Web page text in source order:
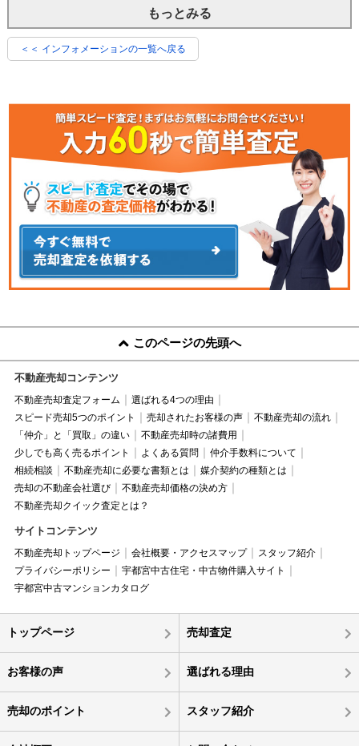
もっとみる
＜＜ インフォメーションの一覧へ戻る
このページの先頭へ
不動産売却コンテンツ
不動産売却査定フォーム
選ばれる4つの理由
スピード売却5つのポイント
売却されたお客様の声
不動産売却の流れ
「仲介」と「買取」の違い
不動産売却時の諸費用
少しでも高く売るポイント
よくある質問
仲介手数料について
相続相談
不動産売却に必要な書類とは
媒介契約の種類とは
売却の不動産会社選び
不動産売却価格の決め方
不動産売却クイック査定とは？
サイトコンテンツ
不動産売却トップページ 会社概要・アクセスマップ
スタッフ紹介
プライバシーポリシー
宇都宮中古住宅・中古物件購入サイト
宇都宮中古マンションカタログ
トップページ 売却査定
お客様の声 選ばれる理由
売却のポイント スタッフ紹介